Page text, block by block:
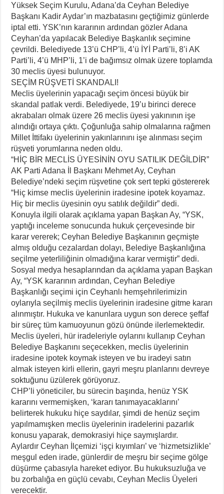
Yüksek Seçim Kurulu, Adana’da Ceyhan Belediye
Başkanı Kadir Aydar’ın mazbatasını geçtiğimiz günlerde
iptal etti. YSK’nın kararının ardından gözler Adana
Ceyhan’da yapılacak Belediye Başkanlık seçimine
çevrildi. Belediyede 13’ü CHP’li, 4’ü İYİ Parti’li, 8’i AK
Parti’li, 4’ü MHP’li, 1’i de bağımsız olmak üzere toplamda
30 meclis üyesi bulunuyor.
SEÇİM RÜŞVETİ SKANDALI!
Meclis üyelerinin yapacağı seçim öncesi büyük bir
skandal patlak verdi. Belediyede, 19’u birinci derece
akrabaları olmak üzere 26 meclis üyesi yakınının işe
alındığı ortaya çıktı. Çoğunluğa sahip olmalarına rağmen
Millet İttifakı üyelerinin yakınlarınını işe alınması seçim
rüşveti yorumlarına neden oldu.
“HİÇ BİR MECLİS ÜYESİNİN OYU SATILIK DEĞİLDİR”
AK Parti Adana İl Başkanı Mehmet Ay, Ceyhan
Belediye’ndeki seçim rüşvetine çok sert tepki göstererek
“Hiç kimse meclis üyelerinin iradesine ipotek koyamaz.
Hiç bir meclis üyesinin oyu satılık değildir” dedi.
Konuyla ilgili olarak açıklama yapan Başkan Ay, “YSK,
yaptığı inceleme sonucunda hukuk çerçevesinde bir
karar vererek; Ceyhan Belediye Başkanının geçmişte
almış olduğu cezalardan dolayı, Belediye Başkanlığına
seçilme yeterliliğinin olmadığına karar vermiştir” dedi.
Sosyal medya hesaplarından da açıklama yapan Başkan
Ay, “YSK kararının ardından, Ceyhan Belediye
Başkanlığı seçimi için Ceyhanlı hemşehrilerimizin
oylarıyla seçilmiş meclis üyelerinin iradesine gitme kararı
alınmıştır. Hukuka ve kanunlara uygun son derece şeffaf
bir süreç tüm kamuoyunun gözü önünde ilerlemektedir.
Meclis üyeleri, hür iradeleriyle oylarını kullanıp Ceyhan
Belediye Başkanını seçecekken, meclis üyelerinin
iradesine ipotek koymak isteyen ve bu iradeyi satın
almak isteyen kirli ellerin, gayri meşru planlarını devreye
soktuğunu üzülerek görüyoruz.
CHP’li yöneticiler, bu sürecin başında, henüz YSK
kararını vermemişken, ‘kararı tanımayacaklarını’
belirterek hukuku hiçe saydılar, şimdi de henüz seçim
yapılmamışken meclis üyelerinin iradelerini pazarlık
konusu yaparak, demokrasiyi hiçe saymışlardır.
Aylardır Ceyhan İlçemizi ‘işçi kıyımları’ ve ‘hizmetsizlikle’
meşgul eden irade, günlerdir de meşru bir seçime gölge
düşürme çabasıyla hareket ediyor. Bu hukuksuzluğa ve
bu zorbalığa en güçlü cevabı, Ceyhan Meclis Üyeleri
verecektir.